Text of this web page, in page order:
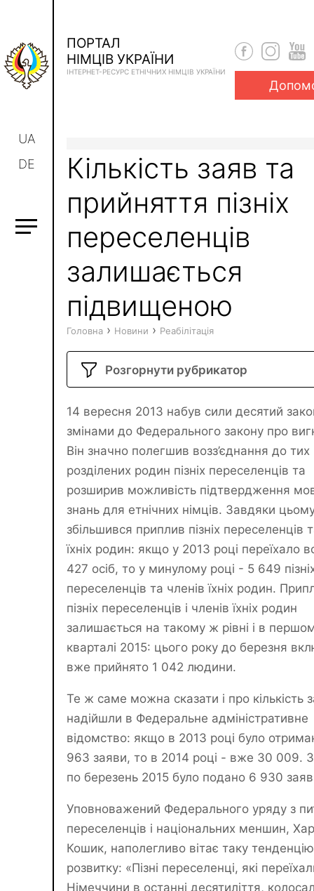
UA
DE
ПОРТАЛ
НІМЦІВ УКРАЇНИ
ІНТЕРНЕТ-РЕСУРС ЕТНІЧНИХ НІМЦІВ УКРАЇНИ
Кількість заяв та
прийняття пізніх
переселенців
залишається
підвищеною
Головна › Новини › Реабілітація
Розгорнути рубрикатор
14 вересня 2013 набув сили десятий
змінами до Федерального закону про
Він значно полегшив возз’єднання до тих
розділених родин пізніх переселенців та
розширив можливість підтвердження
знань для етнічних німців. Завдяки
збільшився приплив пізніх переселенців
їхніх родин: якщо у 2013 році переїхало
427 осіб, то у минулому році - 5 649
переселенців та членів їхніх родин.
пізніх переселенців і членів їхніх родин
залишається на такому ж рівні і в
кварталі 2015: цього року до березня
вже прийнято 1 042 людини.
Те ж саме можна сказати і про кількість
надійшли в Федеральне адміністративне
відомство: якщо в 2013 році було
963 заяви, то в 2014 році - вже 30 009. З
по березень 2015 було подано 6 930
Уповноважений Федерального уряду з
переселенців і національних меншин,
Кошик, наполегливо вітає таку тенденцію
розвитку: «Пізні переселенці, які
Німеччини в останні десятиліття,